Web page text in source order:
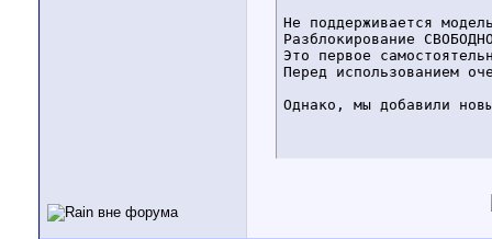
Не поддерживается
Разблокирование
Это первое
Перед использованием
Однако, мы добавили